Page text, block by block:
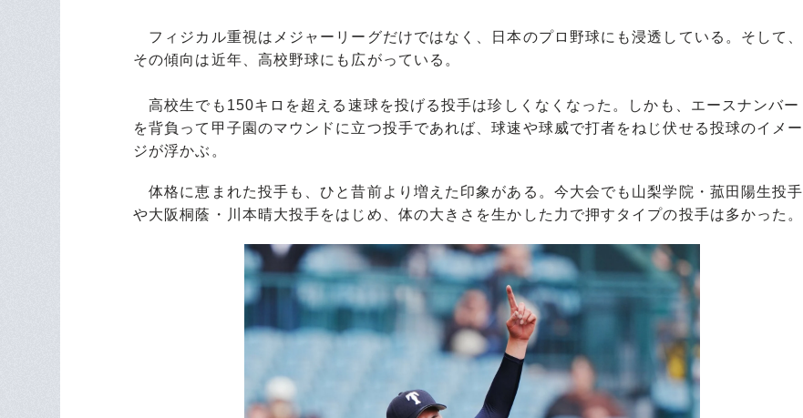
フィジカル重視はメジャーリーグだけではなく、日本のプロ野球にも浸透している。そして、
その傾向は近年、高校野球にも広がっている。
高校生でも150キロを超える速球を投げる投手は珍しくなくなった。しかも、エースナンバー
を背負って甲子園のマウンドに立つ投手であれば、球速や球威で打者をねじ伏せる投球のイメー
ジが浮かぶ。
体格に恵まれた投手も、ひと昔前より増えた印象がある。今大会でも山梨学院・菰田陽生投手
や大阪桐蔭・川本晴大投手をはじめ、体の大きさを生かした力で押すタイプの投手は多かった。